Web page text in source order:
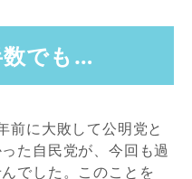
数でも…
前に大敗して公明党と
た自民党が、今回も過
でした。このことを